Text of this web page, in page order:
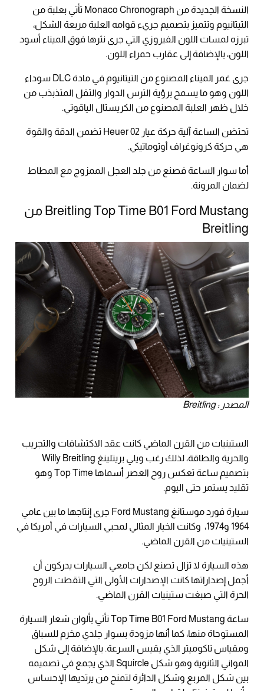
النسخة الجديدة من Monaco Chronograph تأتي بعلبة من
التيتانيوم وتتميز بتصميم جريء قوامه العلبة مربعة الشكل،
تبرزه لمسات اللون الفيروزي التي جرى نثرها فوق الميناء أسود
اللون، بالإضافة إلى عقارب حمراء اللون.
جرى غمر الميناء المصنوع من التيتانيوم في مادة DLC سوداء
اللون وهو ما يسمح برؤية الترس الدوار والثقل المتذبذب من
خلال ظهر العلبة المصنوع من الكريستال الياقوتي.
تحتضن الساعة آلية حركة عيار Heuer 02 تضمن الدقة والقوة
هي حركة كرونوغراف أوتوماتيكي.
أما سوار الساعة فصنع من جلد العجل الممزوج مع المطاط
لضمان المرونة.
Breitling Top Time B01 Ford Mustang من
Breitling
المصدر : Breitling
الستينيات من القرن الماضي كانت عقد الاكتشافات والتجريب
والحرية والطاقة، لذلك رغب ويلي بريتلينغ Willy Breitling
بتصميم ساعة تعكس روح العصر أسماها Top Time وهو
تقليد يستمر حتى اليوم.
سيارة فورد موستانغ Ford Mustang جرى إنتاجها ما بين عامي
1964 و1974، وكانت الخيار المثالي لمحبي السيارات في أمريكا في
الستينيات من القرن الماضي.
هذه السيارة لا تزال تصنع لكن جامعي السيارات يدركون أن
أجمل إصداراتها كانت الإصدارات الأولى التي التقطت الروح
الحرة التي صبغت ستينيات القرن الماضي.
ساعة Top Time B01 Ford Mustang تأتي بألوان شعار السيارة
المستوحاة منها، كما أنها مزودة بسوار جلدي مخرم للسباق
ومقياس تاكوميتر الذي يقيس السرعة. بالإضافة إلى شكل
المواني الثانوية وهو شكل Squircle الذي يجمع في تصميمه
بين شكل المربع وشكل الدائرة لتمنح من يرتديها الإحساس